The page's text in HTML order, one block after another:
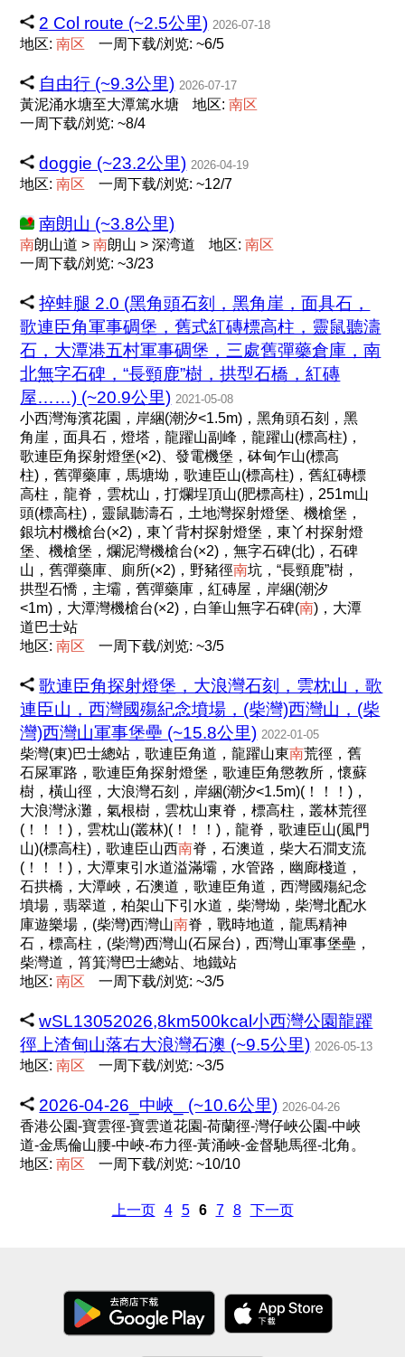
2 Col route (~2.5公里) 2026-07-18
地区:南区 一周下载/浏览: ~6/5
自由行 (~9.3公里) 2026-07-17
黃泥涌水塘至大潭篤水塘 地区:南区
一周下载/浏览: ~8/4
doggie (~23.2公里) 2026-04-19
地区:南区 一周下载/浏览: ~12/7
南朗山 (~3.8公里)
南朗山道 >南朗山 > 深湾道 地区:南区
一周下载/浏览: ~3/23
捽蛙腿 2.0 (黑角頭石刻，黑角崖，面具石，
歌連臣角軍事碉堡，舊式紅磚標高柱，靈鼠聽濤
石，大潭港五村軍事碉堡，三處舊彈藥倉庫，南
北無字石碑，“長頸鹿”樹，拱型石橋，紅磚
屋……) (~20.9公里) 2021-05-08
小西灣海濱花園，岸綑(潮汐<1.5m)，黑角頭石刻，黑
角崖，面具石，燈塔，龍躍山副峰，龍躍山(標高柱)，
歌連臣角探射燈堡(×2)、發電機堡，砵甸乍山(標高
柱)，舊彈藥庫，馬塘坳，歌連臣山(標高柱)，舊紅磚標
高柱，龍脊，雲枕山，打爛埕頂山(肥標高柱)，251m山
頭(標高柱)，靈鼠聽濤石，土地灣探射燈堡、機槍堡，
銀坑村機槍台(×2)，東丫背村探射燈堡，東丫村探射燈
堡、機槍堡，爛泥灣機槍台(×2)，無字石碑(北)，石碑
山，舊彈藥庫、廁所(×2)，野豬徑南坑，“長頸鹿”樹，
拱型石憍，主壩，舊彈藥庫，紅磚屋，岸綑(潮汐
<1m)，大潭灣機槍台(×2)，白筆山無字石碑(南)，大潭
道巴士站
地区:南区 一周下载/浏览: ~3/5
歌連臣角探射燈堡，大浪灣石刻，雲枕山，歌
連臣山，西灣國殤紀念墳場，(柴灣)西灣山，(柴
灣)西灣山軍事堡壘 (~15.8公里) 2022-01-05
柴灣(東)巴士總站，歌連臣角道，龍躍山東南荒徑，舊
石屎軍路，歌連臣角探射燈堡，歌連臣角懲教所，懷蘇
樹，橫山徑，大浪灣石刻，岸綑(潮汐<1.5m)(！！！)，
大浪灣泳灘，氣根樹，雲枕山東脊，標高柱，叢林荒徑
(！！！)，雲枕山(叢林)(！！！)，龍脊，歌連臣山(風門
山)(標高柱)，歌連臣山西南脊，石澳道，柴大石澗支流
(！！！)，大潭東引水道溢滿壩，水管路，幽廊棧道，
石拱橋，大潭峽，石澳道，歌連臣角道，西灣國殤紀念
墳場，翡翠道，柏架山下引水道，柴灣坳，柴灣北配水
庫遊樂場，(柴灣)西灣山南脊，戰時地道，龍馬精神
石，標高柱，(柴灣)西灣山(石屎台)，西灣山軍事堡壘，
柴灣道，筲箕灣巴士總站、地鐵站
地区:南区 一周下载/浏览: ~3/5
wSL13052026,8km500kcal小西灣公園龍躍
徑上渣甸山落右大浪灣石澳 (~9.5公里) 2026-05-13
地区:南区 一周下载/浏览: ~3/5
2026-04-26_中峽_ (~10.6公里) 2026-04-26
香港公園-寶雲徑-寶雲道花園-荷蘭徑-灣仔峽公園-中峽
道-金馬倫山腰-中峽-布力徑-黃涌峽-金督馳馬徑-北角。
地区:南区 一周下载/浏览: ~10/10
上一页 4 5 6 7 8 下一页